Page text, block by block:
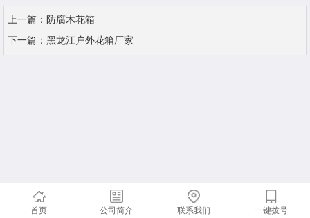
上一篇： 防腐木花箱
下一篇： 黑龙江户外花箱厂家
首页 公司简介 联系我们 一键拨号